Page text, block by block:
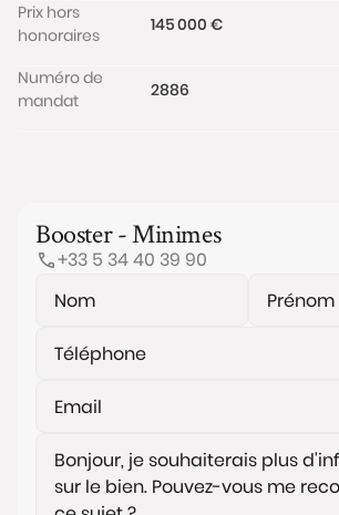
Prix hors
honoraires
145 000 €
Numéro de
mandat
2886
Booster - Minimes
+33 5 34 40 39 90